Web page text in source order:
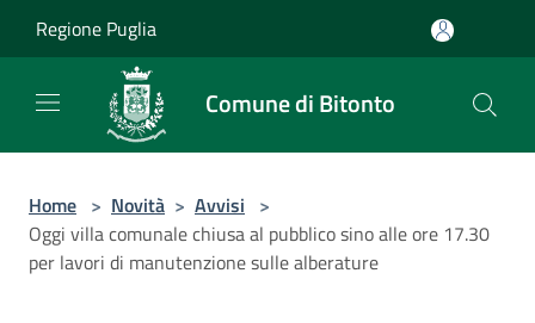
Regione Puglia
Comune di Bitonto
Home > Novità > Avvisi >
Oggi villa comunale chiusa al pubblico sino alle ore 17.30
per lavori di manutenzione sulle alberature